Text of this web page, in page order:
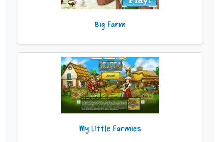
Big Farm
My Little Farmies